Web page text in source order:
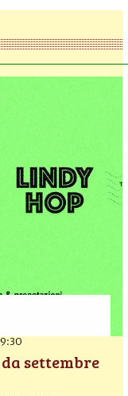
settembre